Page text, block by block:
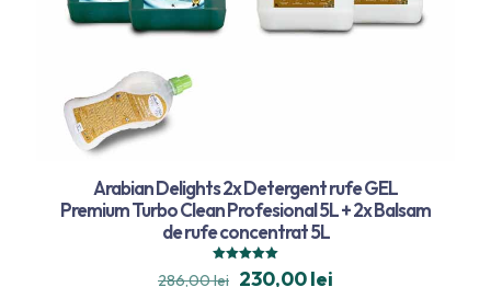
Arabian Delights 2x Detergent rufe GEL
Premium Turbo Clean Profesional 5L + 2x Balsam
de rufe concentrat 5L
Evaluat la
5.00
286,00lei 230,00lei